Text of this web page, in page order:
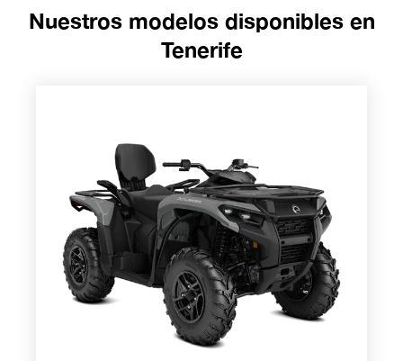
Nuestros modelos disponibles en
Tenerife